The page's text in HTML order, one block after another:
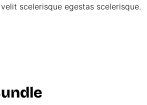
scelerisque egestas scelerisque.